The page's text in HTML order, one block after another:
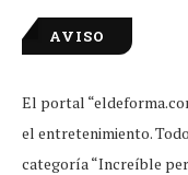
AVISO
El portal
el entretenimiento.
categoría “Increíble